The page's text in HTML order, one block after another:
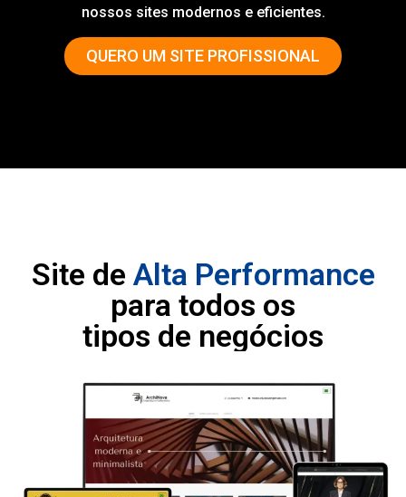
nossos sites modernos e eficientes.
QUERO UM SITE PROFISSIONAL
Site de Alta Performance
para todos os
tipos de negócios